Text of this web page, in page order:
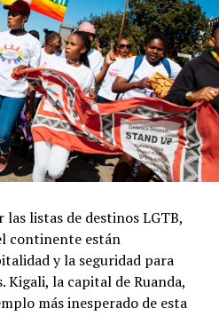
listas de destinos LGTB,
continente están
y la seguridad para
Kigali, la capital de Ruanda,
más inesperado de esta